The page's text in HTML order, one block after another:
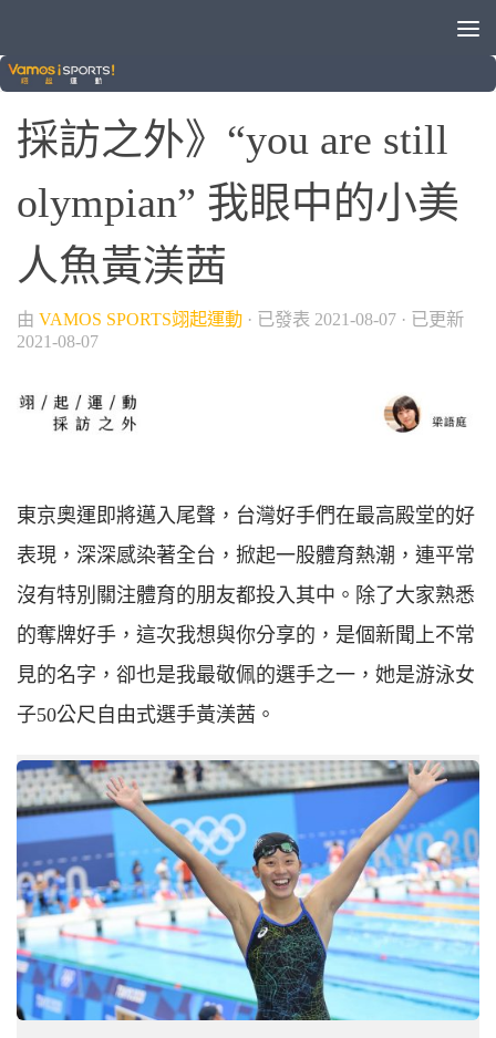
2020東京奧運
採訪之外》“you are still
olympian” 我眼中的小美
人魚黃渼茜
由 VAMOS SPORTS翊起運動 · 已發表 2021-08-07 · 已更新
2021-08-07
東京奧運即將邁入尾聲，台灣好手們在最高殿堂的好
表現，深深感染著全台，掀起一股體育熱潮，連平常
沒有特別關注體育的朋友都投入其中。除了大家熟悉
的奪牌好手，這次我想與你分享的，是個新聞上不常
見的名字，卻也是我最敬佩的選手之一，她是游泳女
子50公尺自由式選手黃渼茜。